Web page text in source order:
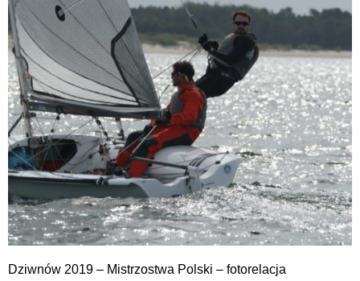
Dziwnów 2019 – Mistrzostwa Polski – fotorelacja